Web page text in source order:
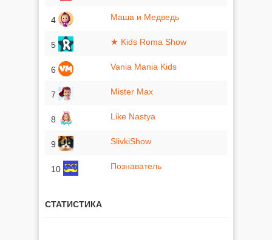
4 Маша и Медведь
5 ★ Kids Roma Show
6 Vania Mania Kids
7 Mister Max
8 Like Nastya
9 SlivkiShow
10 Познаватель
СТАТИСТИКА